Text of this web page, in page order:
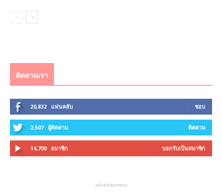
ติดตามเรา
20,832 แฟนคลับ ชอบ
2,507 ผู้ติดตาม ติดตาม
14,700 สมาชิก บอกรับเป็นสมาชิก
advertisement